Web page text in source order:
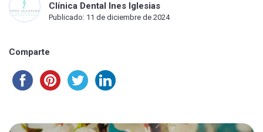
Clínica Dental Ines Iglesias
Publicado: 11 de diciembre de 2024
Comparte